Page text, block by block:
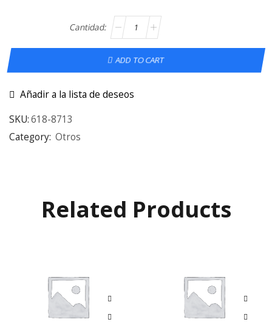
ADD TO CART
Añadir a la lista de deseos
SKU:618-8713
Category: Otros
Related Products